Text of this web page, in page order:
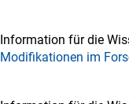
Information für die
Modifikationen im